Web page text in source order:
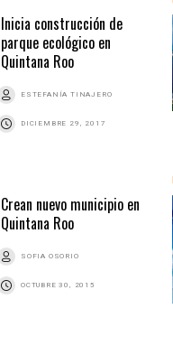
Inicia construcción de
parque ecológico en
Quintana Roo
ESTEFANÍA TINAJERO
DICIEMBRE 29, 2017
Crean nuevo municipio en
Quintana Roo
SOFIA OSORIO
OCTUBRE 30, 2015